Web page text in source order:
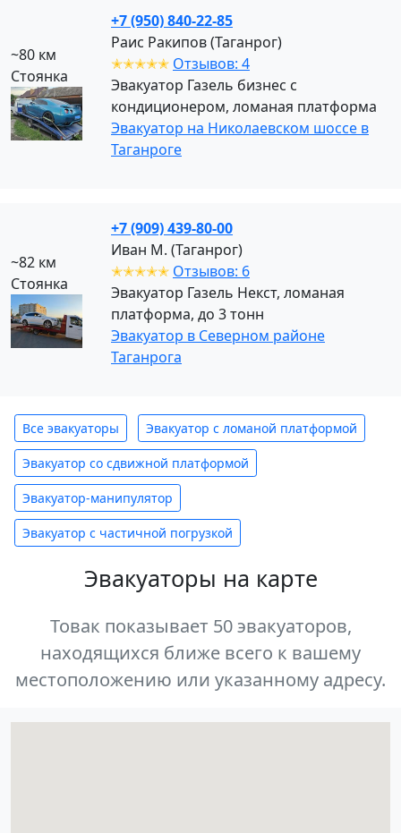
~80 км
Стоянка
+7 (950) 840-22-85
Раис Ракипов (Таганрог)
✭✭✭✭✭ Отзывов: 4
Эвакуатор Газель бизнес с
кондиционером, ломаная платформа
Эвакуатор на Николаевском шоссе в
Таганроге
~82 км
Стоянка
+7 (909) 439-80-00
Иван М. (Таганрог)
✭✭✭✭✭ Отзывов: 6
Эвакуатор Газель Некст, ломаная
платформа, до 3 тонн
Эвакуатор в Северном районе
Таганрога
Все эвакуаторы Эвакуатор с ломаной платформой
Эвакуатор со сдвижной платформой
Эвакуатор-манипулятор
Эвакуатор с частичной погрузкой
Эвакуаторы на карте
Товак показывает 50 эвакуаторов,
находящихся ближе всего к вашему
местоположению или указанному адресу.